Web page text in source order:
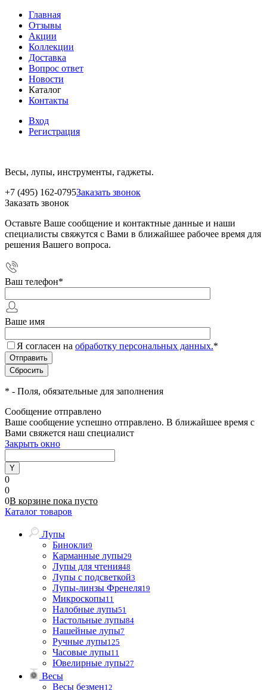
Главная
Отзывы
Акции
Коллекции
Доставка
Вопрос ответ
Новости
Каталог
Контакты
Вход
Регистрация
Весы, лупы, инструменты, гаджеты.
+7 (495) 162-0795Заказать звонок
Заказать звонок
Оставьте Ваше сообщение и контактные данные и наши
специалисты свяжутся с Вами в ближайшее рабочее время для
решения Вашего вопроса.
Ваш телефон*
Ваше имя
Я согласен на обработку персональных данных.*
* - Поля, обязательные для заполнения
Сообщение отправлено
Ваше сообщение успешно отправлено. В ближайшее время с
Вами свяжется наш специалист
Закрыть окно
0
0
0В корзине пока пусто
Каталог товаров
Лупы
Бинокли9
Карманные лупы29
Лупы для чтения48
Лупы с подсветкой3
Лупы-линзы Френеля19
Микроскопы11
Налобные лупы51
Настольные лупы84
Нашейные лупы7
Ручные лупы125
Часовые лупы11
Ювелирные лупы27
Весы
Весы безмен12